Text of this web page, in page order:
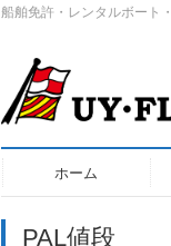
船舶免許・レンタルボート
ホーム
PAL値段